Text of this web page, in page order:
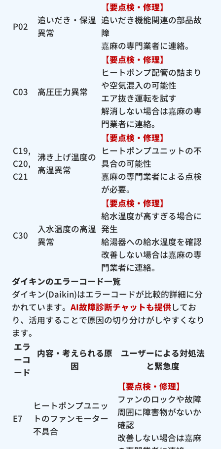
P02
追いだき・保温
異常
【要点検・修理】
追いだき機能関連の部品故
障
嘉麻の専門業者に連絡。
C03 高圧圧力異常
【要点検・修理】
ヒートポンプ配管の詰まり
や空気混入の可能性
エア抜き運転を試す
解消しない場合は嘉麻の専
門業者に連絡。
C19,
C20,
C21
沸き上げ温度の
高温異常
【要点検・修理】
ヒートポンプユニットの不
具合の可能性
嘉麻の専門業者による点検
が必要。
C30
入水温度の高温
異常
【要点検・修理】
給水温度が高すぎる場合に
発生
給湯器への給水温度を確認
改善しない場合は嘉麻の専
門業者に連絡。
ダイキンのエラーコード一覧
ダイキン(Daikin)はエラーコードが比較的詳細に分
かれています。 AI故障診断チャットも提供してお
り、活用することで原因の切り分けがしやすくなり
ます。
エラ
ーコ
ード
内容・考えられる原
因
ユーザーによる対処法
と緊急度
E7
ヒートポンプユニッ
トのファンモーター
不具合
【要点検・修理】
ファンのロックや故障
周囲に障害物がないか
確認
改善しない場合は嘉麻